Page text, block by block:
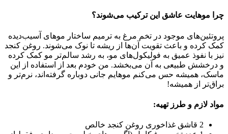
چرا موهایت عاشق این ترکیب می‌شوند؟
پروتئین‌های موجود در تخم مرغ به ترمیم ساختار موهای آسیب‌دیده
کمک کرده و باعث تقویت آن‌ها از ریشه تا نوک می‌شوند. روغن کنجد
نیز با نفوذ عمیق به فولیکول‌های مو، به رشد سالم‌تر مو کمک کرده
و درخشش طبیعی به آن می‌بخشد. من خودم بعد از استفاده از این
ماسک، همیشه حس می‌کنم موهایم جانی دوباره گرفته‌اند، نرم‌تر و
براق‌تر از همیشه!
مواد لازم و طرز تهیه:
2 قاشق غذاخوری روغن کنجد خالص